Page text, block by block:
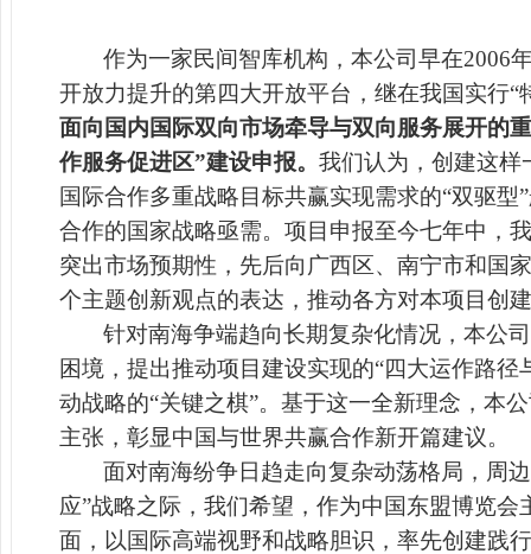
作为一家民间智库机构，本公司早在2006
开放力提升的第四大开放平台，继在我国实行
面向国内国际双向市场牵导与双向服务展开的
作服务促进区”建设申报。 我们认为， 创建这样
国际合作多重战略目标共赢实现需求的“双驱型
合作的国家战略亟需。项目申报至今七年中，
突出市场预期性，先后向广西区、南宁市和国
个主题创新观点的表达，推动各方对本项目创
针对南海争端趋向长期复杂化情况，本公
困境，提出推动项目建设实现的“四大运作路径
动战略的“关键之棋”。基于这一全新理念，本
主张，彰显中国与世界共赢合作新开篇建议。
面对南海纷争日趋走向复杂动荡格局，周
应”战略之际，我们希望，作为中国东盟博览
面，以国际高端视野和战略胆识，率先创建践